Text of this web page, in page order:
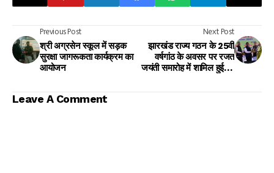
Previous Post
श्री अग्रसेन स्कूल में सड़क
सुरक्षा जागरूकता कार्यक्रम का
आयोजन
Next Post
झारखंड राज्य गठन के 25वीं
वर्षगांठ के अवसर पर रजत
जयंती समारोह में शामिल हुई पूर्व
Leave A Comment